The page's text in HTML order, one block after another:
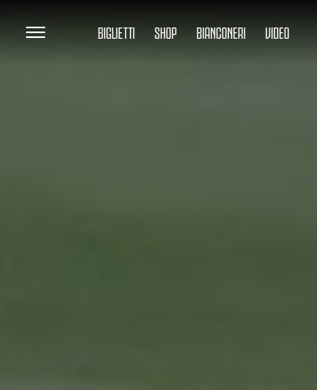
BIGLIETTI SHOP BIANCONERI VIDEO